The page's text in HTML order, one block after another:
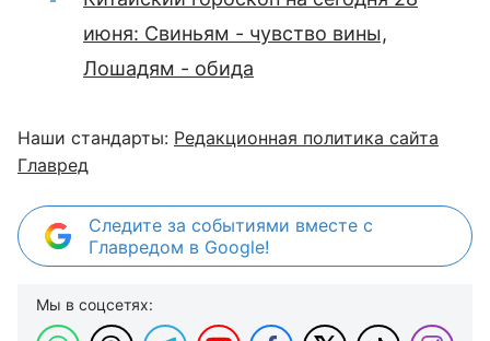
июня: Свиньям - чувство вины,
Лошадям - обида
Наши стандарты: Редакционная политика сайта
Главред
Следите за событиями вместе с
Главредом в Google!
Мы в соцсетях: